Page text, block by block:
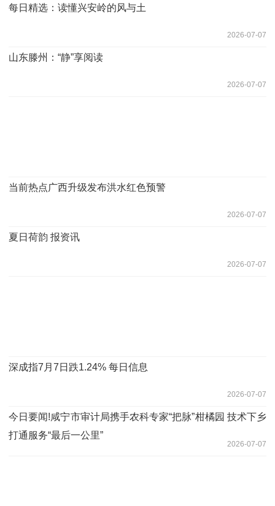
每日精选：读懂兴安岭的风与土
2026-07-07
山东滕州：“静”享阅读
2026-07-07
当前热点广西升级发布洪水红色预警
2026-07-07
夏日荷韵 报资讯
2026-07-07
深成指7月7日跌1.24% 每日信息
2026-07-07
今日要闻!咸宁市审计局携手农科专家“把脉”柑橘园 技术下乡
打通服务“最后一公里”
2026-07-07